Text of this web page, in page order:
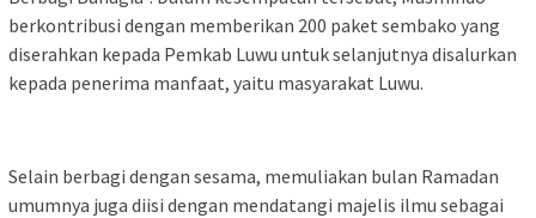
berkontribusi dengan memberikan 200 paket sembako yang
diserahkan kepada Pemkab Luwu untuk selanjutnya disalurkan
kepada penerima manfaat, yaitu masyarakat Luwu.
Selain berbagi dengan sesama, memuliakan bulan Ramadan
umumnya juga diisi dengan mendatangi majelis ilmu sebagai